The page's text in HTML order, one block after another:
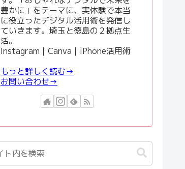
豊かに」をテーマに、実体験で本当
に役立ったデジタル活用術を発信し
ていきます。埼玉と徳島の２拠点生
活。
Instagram｜Canva｜iPhone活用術
もっと詳しく読む→
お問い合わせ→